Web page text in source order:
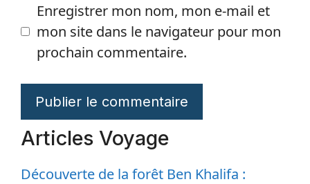
Enregistrer mon nom, mon e-mail et
mon site dans le navigateur pour mon
prochain commentaire.
Articles Voyage
Découverte de la forêt Ben Khalifa :